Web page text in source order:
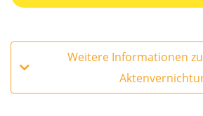
Weitere Informationen